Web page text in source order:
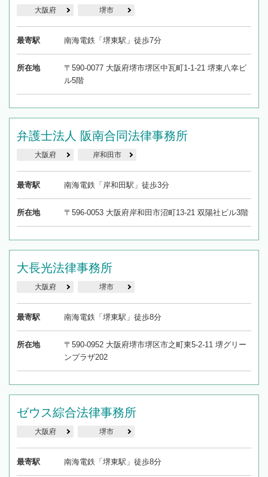
大阪府 堺市
最寄駅 南海電鉄「堺東駅」徒歩7分
所在地
〒590-0077 大阪府堺市堺区中瓦町1-1-21 堺東八幸ビ
ル5階
弁護士法人 阪南合同法律事務所
大阪府 岸和田市
最寄駅 南海電鉄「岸和田駅」徒歩3分
所在地 〒596-0053 大阪府岸和田市沼町13-21 双陽社ビル3階
大長光法律事務所
大阪府 堺市
最寄駅 南海電鉄「堺東駅」徒歩8分
所在地
〒590-0952 大阪府堺市堺区市之町東5-2-11 堺グリー
ンプラザ202
ゼウス綜合法律事務所
大阪府 堺市
最寄駅 南海電鉄「堺東駅」徒歩8分